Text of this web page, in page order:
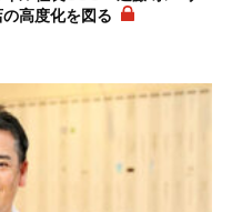
高度化を図る